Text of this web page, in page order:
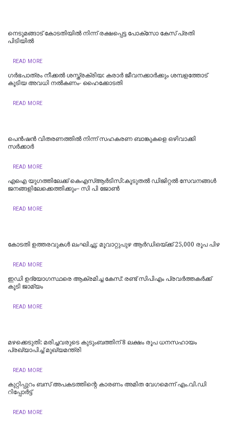
നെടുമങ്ങാട് കോടതിയില്‍ നിന്ന് രക്ഷപ്പെട്ട പോക്‌സോ കേസ് പ്രതി
പിടിയില്‍
READ MORE
ഗർഭപാത്രം നീക്കൽ ശസ്ത്രക്രിയ: കരാർ ജീവനക്കാർക്കും ശമ്പളത്തോട്
കൂടിയ അവധി നൽകണം- ഹൈക്കോടതി
READ MORE
പെൻഷൻ വിതരണത്തിൽ നിന്ന് സഹകരണ ബാങ്കുകളെ ഒഴിവാക്കി
സർക്കാർ
READ MORE
എഐ യുഗത്തിലേക്ക് കെഎസ്ആർടിസി:കൂടുതൽ ഡിജിറ്റൽ സേവനങ്ങൾ
ജനങ്ങളിലേക്കെത്തിക്കും– സി പി ജോൺ
READ MORE
കോടതി ഉത്തരവുകൾ ലംഘിച്ചു; മൂവാറ്റുപുഴ ആർഡിഒയ്ക്ക് 25,000 രൂപ പിഴ
READ MORE
ഇഡി ഉദ്യോഗസ്ഥരെ ആക്രമിച്ച കേസ്: രണ്ട് സിപിഎം പ്രവർത്തകർക്ക്
കൂടി ജാമ്യം
READ MORE
മഴക്കെടുതി: മരിച്ചവരുടെ കുടുംബത്തിന് 8 ലക്ഷം രൂപ ധനസഹായം
പ്രഖ്യാപിച്ച് മുഖ്യമന്ത്രി
READ MORE
കുറ്റിപ്പുറം ബസ് അപകടത്തിന്റെ കാരണം അമിത വേഗമെന്ന് എം.വി.ഡി
റിപ്പോര്‍ട്ട്
READ MORE